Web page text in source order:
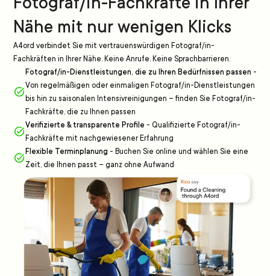
Nähe mit nur wenigen Klicks
A4ord verbindet Sie mit vertrauenswürdigen Fotograf/in-
Fachkräften in Ihrer Nähe. Keine Anrufe. Keine Sprachbarrieren.
Fotograf/in-Dienstleistungen, die zu Ihren Bedürfnissen passen -
Von regelmäßigen oder einmaligen Fotograf/in-Dienstleistungen
bis hin zu saisonalen Intensivreinigungen – finden Sie Fotograf/in-
Fachkräfte, die zu Ihnen passen
Verifizierte & transparente Profile - Qualifizierte Fotograf/in-
Fachkräfte mit nachgewiesener Erfahrung
Flexible Terminplanung - Buchen Sie online und wählen Sie eine
Zeit, die Ihnen passt – ganz ohne Aufwand